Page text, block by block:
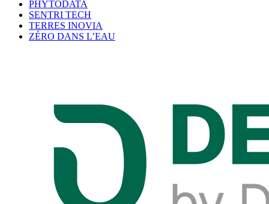
PHYTODATA
SENTRI TECH
TERRES INOVIA
ZÉRO DANS L’EAU